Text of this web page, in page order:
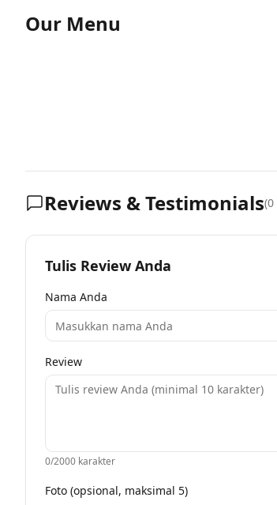
Our Menu
Reviews & Testimonials(0
Tulis Review Anda
Nama Anda
Review
0/2000 karakter
Foto (opsional, maksimal 5)